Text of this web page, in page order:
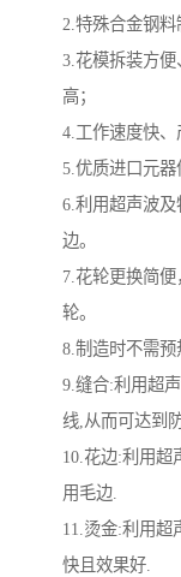
2.特殊合金钢料
3.花模拆装方
高；
4.工作速度快
5.优质进口元
6.利用超声波
边。
7.花轮更换简
轮。
8.制造时不需预
9.缝合:利用超
线,从而可达到
10.花边:利用超
用毛边.
11.烫金:利用超
快且效果好.